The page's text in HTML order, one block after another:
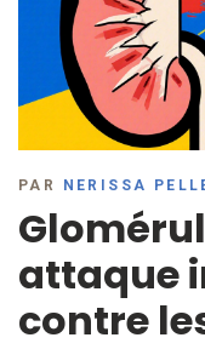
PAR NERISSA
attaque
contre